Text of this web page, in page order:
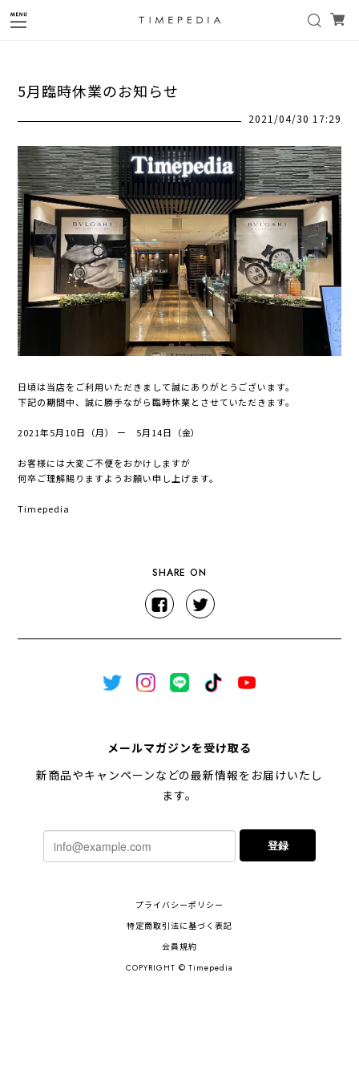
5月臨時休業のお知らせ
2021/04/30 17:29
日頃は当店をご利用いただきまして誠にありがとうございます。
下記の期間中、誠に勝手ながら臨時休業とさせていただきます。
2021年5月10日（月） ー 5月14日（金）
お客様には大変ご不便をおかけしますが
何卒ご理解賜りますようお願い申し上げます。
Timepedia
SHARE ON
メールマガジンを受け取る
新商品やキャンペーンなどの最新情報をお届けいたし
ます。
登録
プライバシーポリシー
特定商取引法に基づく表記
会員規約
COPYRIGHT © Timepedia